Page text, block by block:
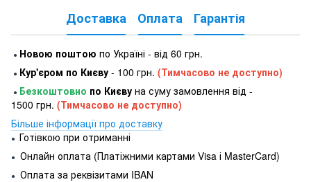
Доставка Оплата Гарантія
● Новою поштою по Україні - від 60 грн.
● Кур'єром по Києву - 100 грн. (Тимчасово не доступно)
● Безкоштовно по Києву на суму замовлення від -
1500 грн. (Тимчасово не доступно)
Більше інформації про доставку
● Готівкою при отриманні
● Онлайн оплата (Платіжними картами Visa і MasterCard)
● Оплата за реквізитами IBAN